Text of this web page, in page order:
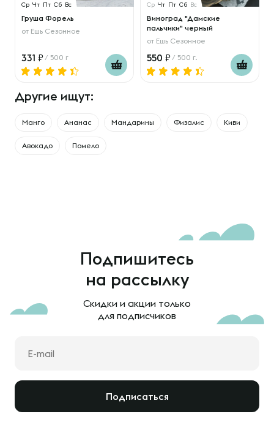
Ср Чт Пт Сб Вс
Груша Форель
от Ешь Сезонное
331 / 500 г
Ср Чт Пт Сб Вс
Виноград "Дамские
пальчики" черный
от Ешь Сезонное
550 / 500 г.
Другие ищут:
Манго Ананас Мандарины Физалис Киви
Авокадо Помело
Подпишитесь
на рассылку
Скидки и акции только
для подписчиков
Подписаться